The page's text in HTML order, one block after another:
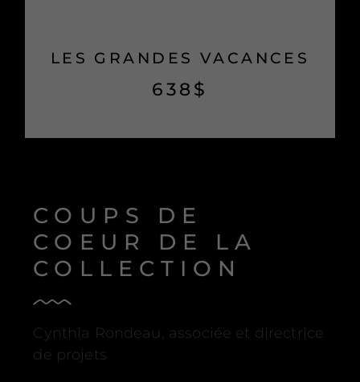
LES GRANDES VACANCES
638 $
COUPS DE
COEUR DE LA
COLLECTION
Cynthia Rondeau, associée et directrice
de projets